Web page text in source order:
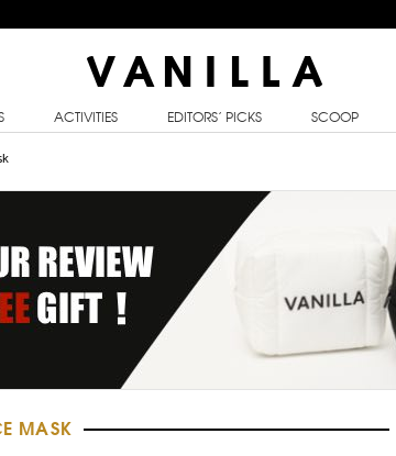
ACTIVITIES EDITORS’ PICKS SCOOP
MASK